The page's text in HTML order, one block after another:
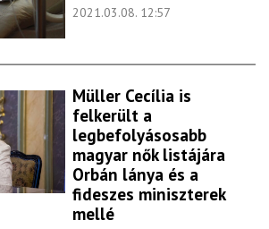
2021.03.08. 12:57
Müller Cecília is
felkerült a
legbefolyásosabb
magyar nők listájára
Orbán lánya és a
fideszes miniszterek
mellé